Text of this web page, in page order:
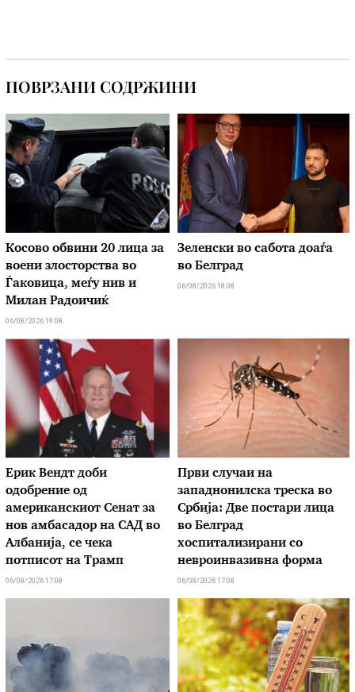
ПОВРЗАНИ СОДРЖИНИ
Косово обвини 20 лица за
воени злосторства во
Ѓаковица, меѓу нив и
Милан Радоичиќ
06/08/2026 19:08
Зеленски во сабота доаѓа
во Белград
06/08/2026 18:08
Ерик Вендт доби
одобрение од
американскиот Сенат за
нов амбасадор на САД во
Албанија, се чека
потписот на Трамп
06/08/2026 17:08
Први случаи на
западнонилска треска во
Србија: Две постари лица
во Белград
хоспитализирани со
невроинвазивна форма
06/08/2026 17:08